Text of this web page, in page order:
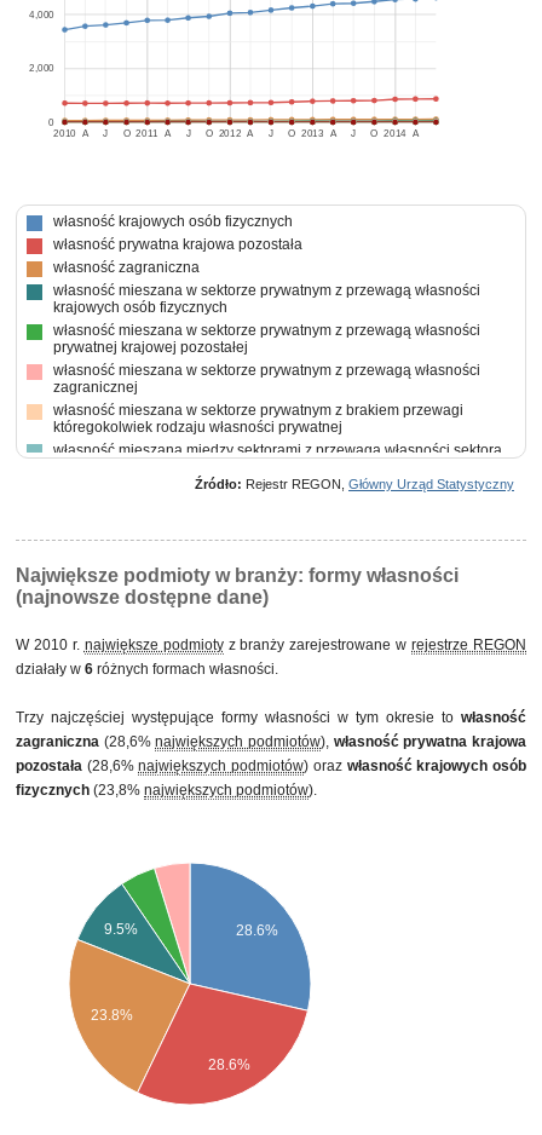
2010 2011 2012 2013 2014
A J O A J O A J O A J O A
0
2,000
4,000
własność krajowych osób fizycznych
własność prywatna krajowa pozostała
własność zagraniczna
własność mieszana w sektorze prywatnym z przewagą własności
krajowych osób fizycznych
własność mieszana w sektorze prywatnym z przewagą własności
prywatnej krajowej pozostałej
własność mieszana w sektorze prywatnym z przewagą własności
zagranicznej
własność mieszana w sektorze prywatnym z brakiem przewagi
któregokolwiek rodzaju własności prywatnej
własność mieszana między sektorami z przewagą własności sektora
własność skarbu państwa
Źródło: Rejestr REGON, Główny Urząd Statystyczny
Największe podmioty w branży: formy własności
(najnowsze dostępne dane)
W 2010 r. największe podmiotyz branży zarejestrowane wrejestrze REGON
działały w 6 różnych formach własności.
Trzy najczęściej występujące formy własności w tym okresie to własność
zagraniczna (28,6%największych podmiotów), własność prywatna krajowa
pozostała (28,6%największych podmiotów) oraz własność krajowych osób
fizycznych (23,8% największych podmiotów).
28.6%
9.5%
23.8%
28.6%